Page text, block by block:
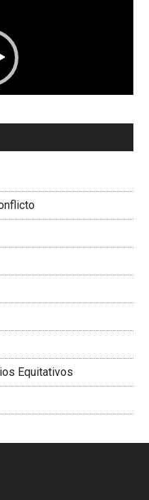
01:04
Corporación
Equitativos